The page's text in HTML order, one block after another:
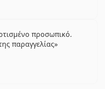
προσωπικό.
παραγγελίας